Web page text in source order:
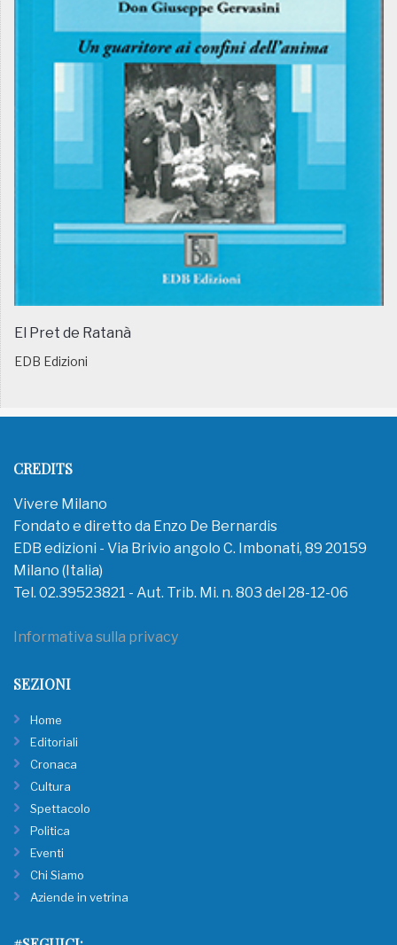
El Pret de Ratanà
EDB Edizioni
CREDITS
Vivere Milano
Fondato e diretto da Enzo De Bernardis
EDB edizioni - Via Brivio angolo C. Imbonati, 89 20159
Milano (Italia)
Tel. 02.39523821 - Aut. Trib. Mi. n. 803 del 28-12-06
Informativa sulla privacy
SEZIONI
Home
Editoriali
Cronaca
Cultura
Spettacolo
Politica
Eventi
Chi Siamo
Aziende in vetrina